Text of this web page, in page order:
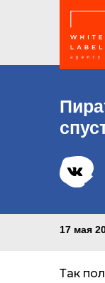
17 мая
Так